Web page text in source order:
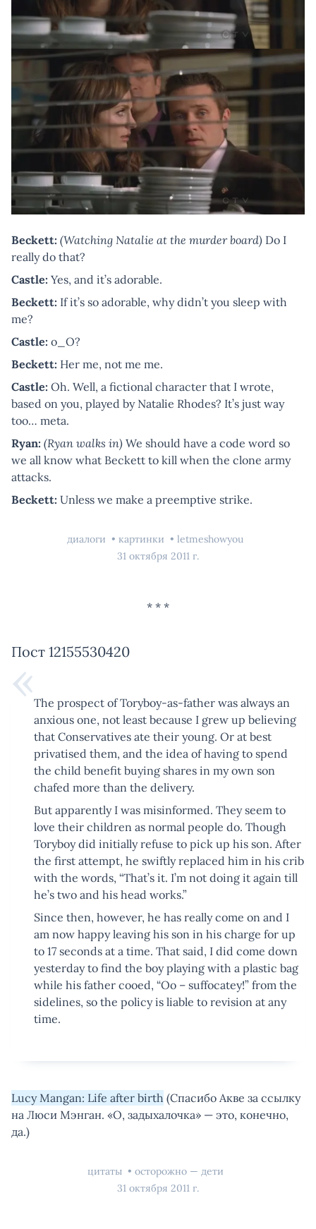
Beckett: (Watching Natalie at the murder board) Do I
really do that?
Castle: Yes, and it’s adorable.
Beckett: If it’s so adorable, why didn’t you sleep with
me?
Castle: o_O?
Beckett: Her me, not me me.
Castle: Oh. Well, a fictional character that I wrote,
based on you, played by Natalie Rhodes? It’s just way
too… meta.
Ryan: (Ryan walks in) We should have a code word so
we all know what Beckett to kill when the clone army
attacks.
Beckett: Unless we make a preemptive strike.
диалоги картинки
letmeshowyou
31 октября 2011 г.
Пост 12155530420
The prospect of Toryboy-as-father was always an
anxious one, not least because I grew up believing
that Conservatives ate their young. Or at best
privatised them, and the idea of having to spend
the child benefit buying shares in my own son
chafed more than the delivery.
But apparently I was misinformed. They seem to
love their children as normal people do. Though
Toryboy did initially refuse to pick up his son. After
the first attempt, he swiftly replaced him in his crib
with the words, “That’s it. I’m not doing it again till
he’s two and his head works.”
Since then, however, he has really come on and I
am now happy leaving his son in his charge for up
to 17 seconds at a time. That said, I did come down
yesterday to find the boy playing with a plastic bag
while his father cooed, “Oo – suffocatey!” from the
sidelines, so the policy is liable to revision at any
time.
Lucy Mangan: Life after birth (Спасибо Акве за ссылку
на Люси Мэнган. «О, задыхалочка» — это, конечно,
да.)
цитаты
осторожно — дети
31 октября 2011 г.